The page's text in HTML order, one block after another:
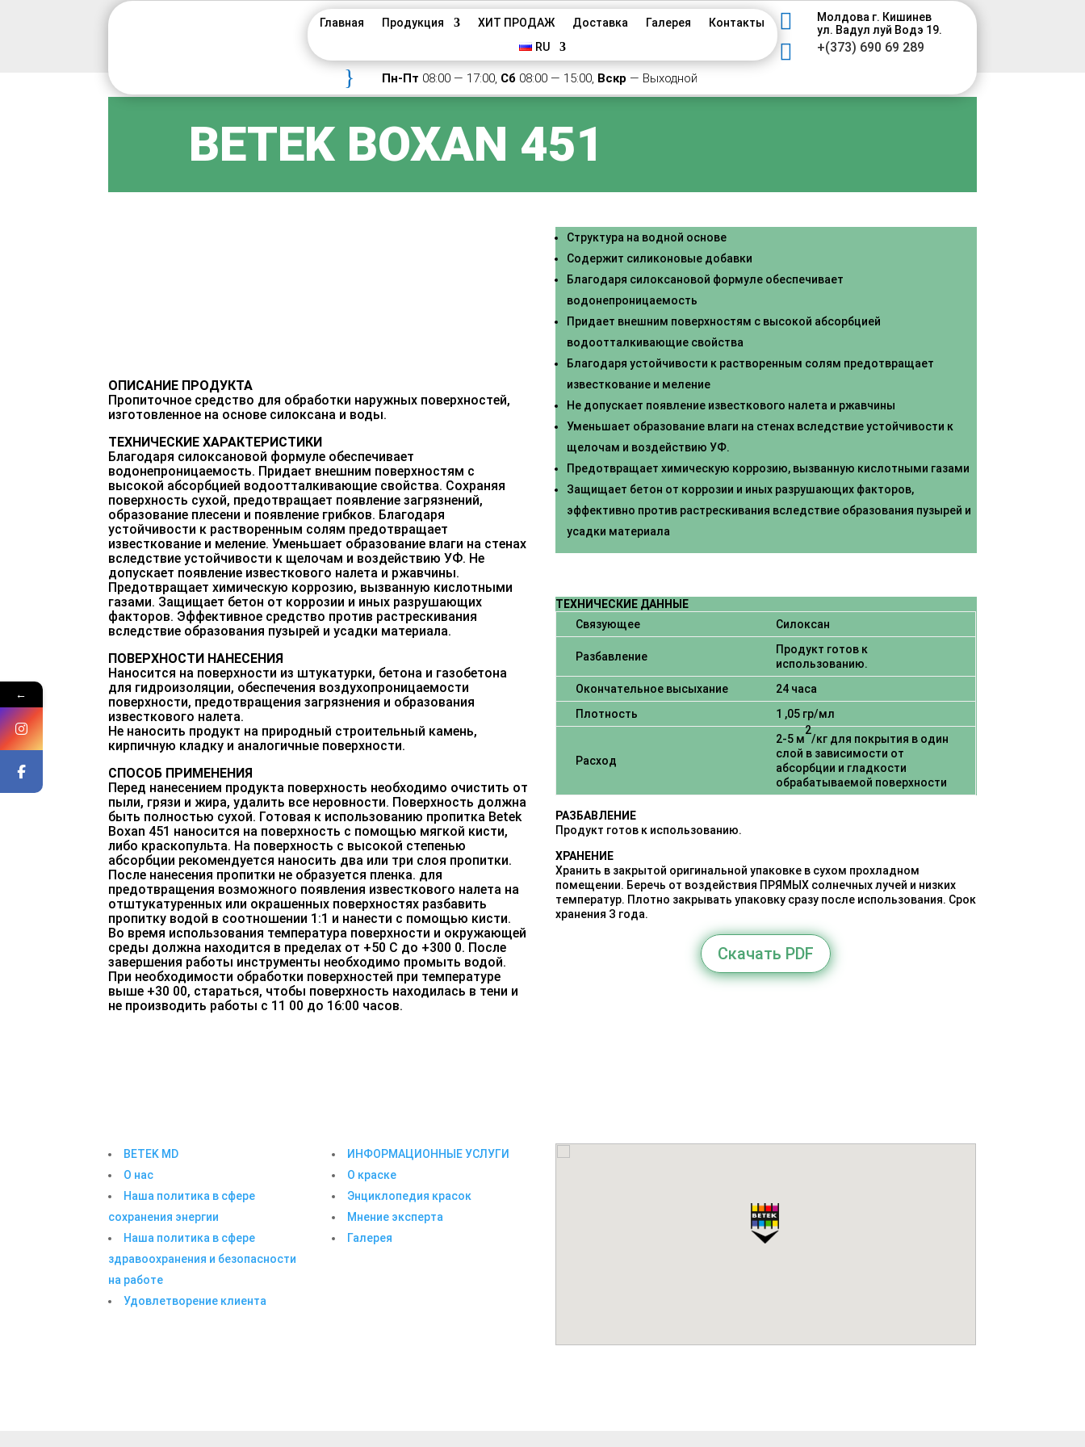
Главная Продукция ХИТ ПРОДАЖ Доставка Галерея
Контакты
RU
} Пн-Пт 08:00 — 17:00, Сб 08:00 — 15:00, Вскр — Выходной

Молдова г. Кишинев
ул. Вадул луй Водэ 19.
 +(373) 690 69 289
BETEK BOXAN 451
Структура на водной основе
Содержит силиконовые добавки
Благодаря силоксановой формуле обеспечивает
водонепроницаемость
Придает внешним поверхностям с высокой абсорбцией
водоотталкивающие свойства
Благодаря устойчивости к растворенным солям предотвращает
известкование и меление
Не допускает появление известкового налета и ржавчины
Уменьшает образование влаги на стенах вследствие устойчивости к
щелочам и воздействиюУФ.
Предотвращает химическую коррозию, вызванную кислотными газами
Защищает бетон от коррозии и иных разрушающих факторов,
эффективно против растрескивания вследствие образования пузырей и
усадки материала
ОПИСАНИЕ ПРОДУКТА
Пропиточное средство для обработки наружных поверхностей,
изготовленное на основе силоксана и воды.
ТЕХНИЧЕСКИЕ ХАРАКТЕРИСТИКИ
Благодаря силоксановой формуле обеспечивает
водонепроницаемость. Придает внешним поверхностям с
высокой абсорбцией водоотталкивающие свойства. Сохраняя
поверхность сухой, предотвращает появление загрязнений,
образование плесени и появление грибков. Благодаря
устойчивости к растворенным солям предотвращает
известкование и меление. Уменьшает образование влаги на стенах
вследствие устойчивости к щелочам и воздействию УФ. Не
допускает появление известкового налета и ржавчины.
Предотвращает химическую коррозию, вызванную кислотными
газами. Защищает бетон от коррозии и иных разрушающих
факторов. Эффективное средство против растрескивания
вследствие образования пузырей и усадки материала.
ПОВЕРХНОСТИ НАНЕСЕНИЯ
Наносится на поверхности из штукатурки, бетона и газобетона
для гидроизоляции, обеспечения воздухопроницаемости
поверхности, предотвращения загрязнения и образования
известкового налета.
Не наносить продукт на природный строительный камень,
кирпичную кладку и аналогичные поверхности.
СПОСОБ ПРИМЕНЕНИЯ
Перед нанесением продукта поверхность необходимо очистить от
пыли, грязи и жира, удалить все неровности. Поверхность должна
быть полностью сухой. Готовая к использованию пропитка Betek
Вохаn 451 наносится на поверхность с помощью мягкой кисти,
либо краскопульта. На поверхность с высокой степенью
абсорбции рекомендуется наносить два или три слоя пропитки.
После нанесения пропитки не образуется пленка. для
предотвращения возможного появления известкового налета на
отштукатуренных или окрашенных поверхностях разбавить
пропитку водой в соотношении 1:1 и нанести с помощью кисти.
Во время использования температура поверхности и окружающей
среды должна находится в пределах от +50 С до +300 0. После
завершения работы инструменты необходимо промыть водой.
При необходимости обработки поверхностей при температуре
выше +30 00, стараться, чтобы поверхность находилась в тени и
не производить работы с 11 00 до 16:00 часов.
ТЕХНИЧЕСКИЕ ДАННЫЕ
Связующее
Силоксан
Разбавление
Продукт готов к
использованию.
Окончательное высыхание
24 часа
Плотность
1 ,05 гр/мл
Расход
2-5 м
2
/кг для покрытия в один
слой в зависимости от
абсорбции и гладкости
обрабатываемой поверхности
РАЗБАВЛЕНИЕ
Продукт готов к использованию.
ХРАНЕНИЕ
Хранить в закрытой оригинальной упаковке в сухом прохладном
помещении. Беречь от воздействия ПРЯМЫХ солнечных лучей и низких
температур. Плотно закрывать упаковку сразу после использования. Срок
хранения З года.
Скачать PDF
BETEK MD
О нас
Наша политика в сфере
сохранения энергии
Наша политика в сфере
здравоохранения и безопасности
на работе
Удовлетворение клиента
ИНФОРМАЦИОННЫЕ УСЛУГИ
О краске
Энциклопедия красок
Мнение эксперта
Галерея
←